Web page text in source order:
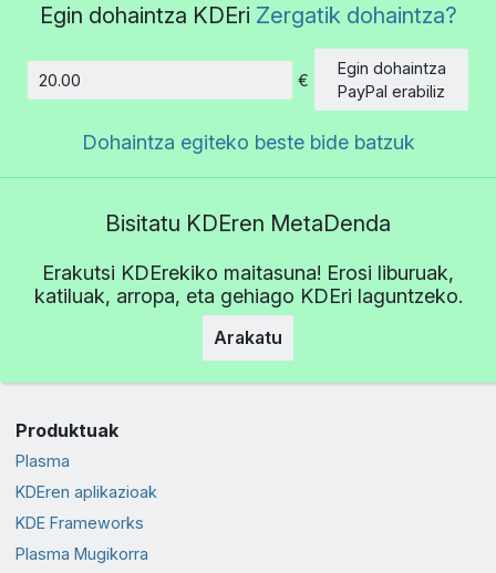
Egin dohaintza KDEri Zergatik dohaintza?
Kopurua
€
Egin dohaintza
PayPal erabiliz
Dohaintza egiteko beste bide batzuk
Bisitatu KDEren MetaDenda
Erakutsi KDErekiko maitasuna! Erosi liburuak,
katiluak, arropa, eta gehiago KDEri laguntzeko.
Arakatu
Produktuak
Plasma
KDEren aplikazioak
KDE Frameworks
Plasma Mugikorra